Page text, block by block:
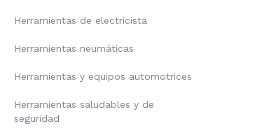
Herramientas de electricista
Herramientas neumáticas
Herramientas y equipos automotrices
Herramientas saludables y de
seguridad